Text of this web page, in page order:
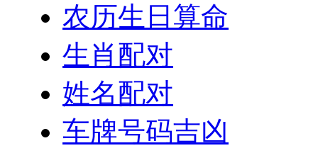
农历生日算命
生肖配对
姓名配对
车牌号码吉凶